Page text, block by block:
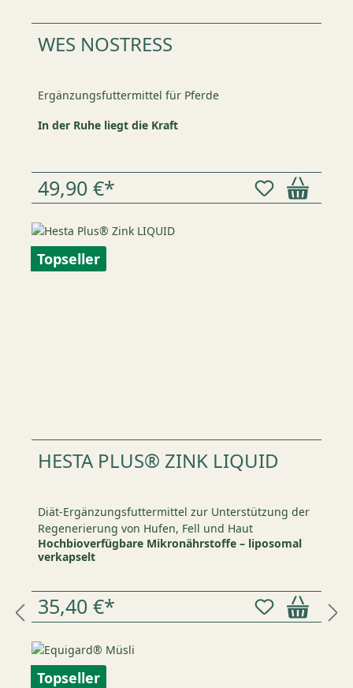
WES NOSTRESS
Ergänzungsfuttermittel für Pferde
In der Ruhe liegt die Kraft
49,90 €*
Topseller
HESTA PLUS® ZINK LIQUID
Diät-Ergänzungsfuttermittel zur Unterstützung der
Regenerierung von Hufen, Fell und Haut
Hochbioverfügbare Mikronährstoffe – liposomal
verkapselt
35,40 €*
Topseller